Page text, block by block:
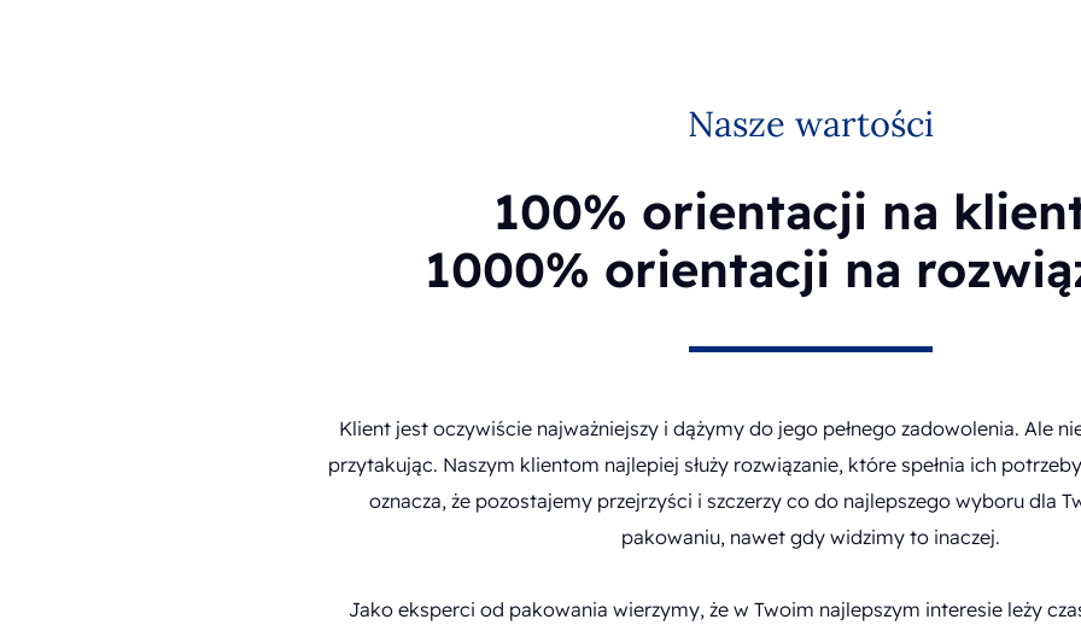
Nasze wartości
100% orientacji na
1000% orientacji na
Klient jest oczywiście najważniejszy i dążymy do jego pełnego zadowolenia. Ale
przytakując. Naszym klientom najlepiej służy rozwiązanie, które spełnia ich
oznacza, że pozostajemy przejrzyści i szczerzy co do najlepszego wyboru dla
pakowaniu, nawet gdy widzimy to inaczej.
Jako eksperci od pakowania wierzymy, że w Twoim najlepszym interesie leży